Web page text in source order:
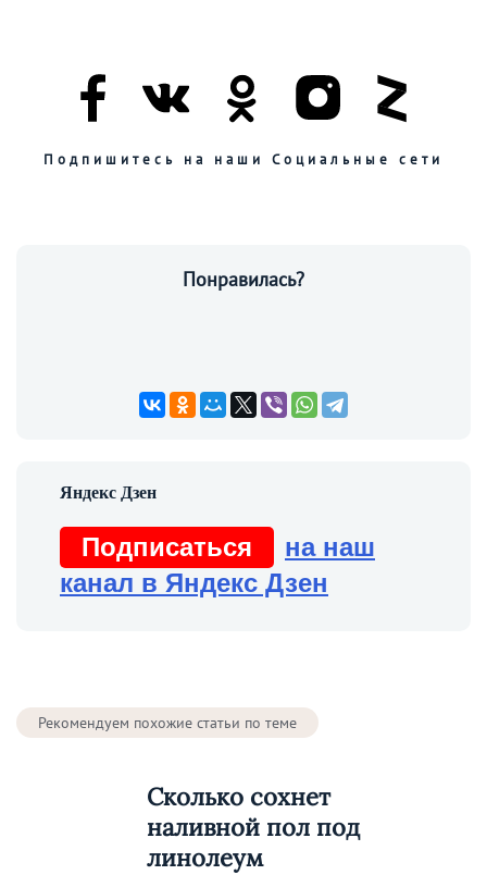
Подпишитесь на наши Социальные сети
Понравилась?
Подписаться
на наш
канал в Яндекс Дзен
Рекомендуем похожие статьи по теме
Сколько сохнет
наливной пол под
линолеум